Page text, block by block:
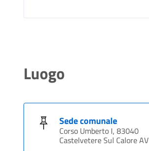
Luogo
Sede comunale
Corso Umberto I, 83040
Castelvetere Sul Calore AV